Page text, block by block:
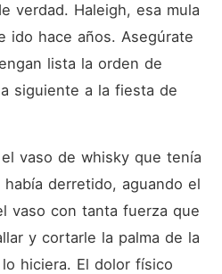
verdad. Haleigh, esa mula
ido hace años. Asegúrate
lista la orden de
siguiente a la fiesta de
vaso de whisky que tenía
derretido, aguando el
vaso con tanta fuerza que
y cortarle la palma de la
hiciera. El dolor físico